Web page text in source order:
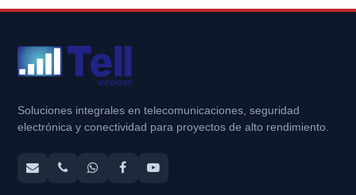
Soluciones integrales en telecomunicaciones, seguridad
electrónica y conectividad para proyectos de alto rendimiento.